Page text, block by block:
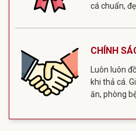
cá chuẩn,
CHÍNH
Luôn luôn
khi thả cá.
ăn, phòng